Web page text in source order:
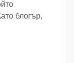
блогър,